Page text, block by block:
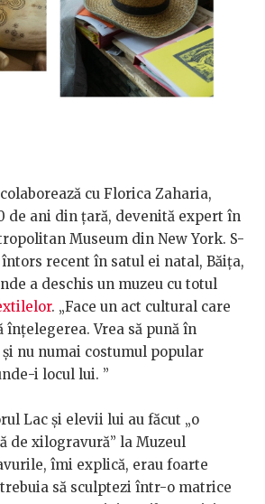
cu Florica Zaharia,
de ani din țară, devenită expert în
Museum din New York. S-
recent în satul ei natal, Băița,
a deschis un muzeu cu totul
. „Face un act cultural care
înțelegerea. Vrea să pună în
nu numai costumul popular
i locul lui. ”
Lac și elevii lui au făcut „o
de xilogravură” la Muzeul
îmi explică, erau foarte
să sculptezi într-o matrice